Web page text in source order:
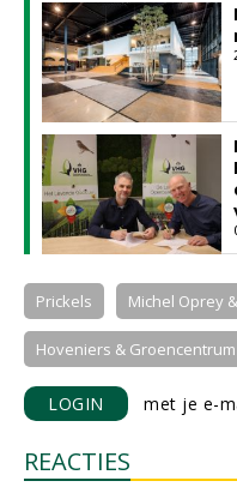
Prickels Michel Oprey
Hoveniers & Groencentrum
LOGIN met je e-
REACTIES